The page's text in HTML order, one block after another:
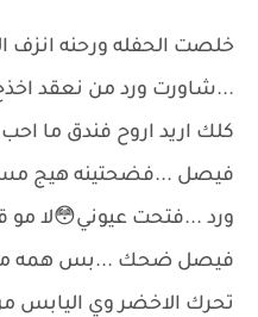
خلصت الحفله ورحنه انزف
...شاورت ورد من نعقد
كلك اريد اروح فندق ما
فيصل ...فضحتينه هيج
ورد ...فتحت عيوني😳لا
فيصل ضحك ...بس همه
تحرك الاخضر وي